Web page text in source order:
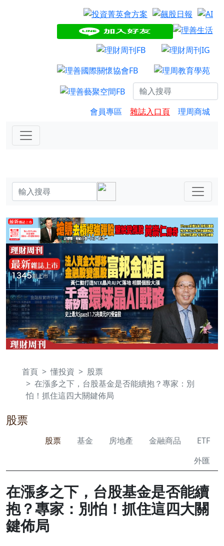
會員專區 雜誌入口頁 理周商城
首頁 懂投資
股票
在漲多之下，台股基金是否能續抱？專家：別
怕！抓住這四大關鍵佈局
股票
股票 基金 房地產 金融商品
ETF
外匯
在漲多之下，台股基金是否能續
抱？專家：別怕！抓住這四大關
鍵佈局